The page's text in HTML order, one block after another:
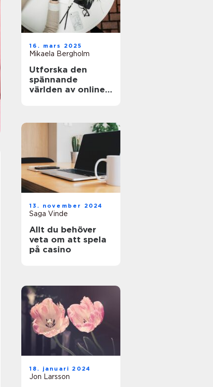
16. mars 2025
Mikaela Bergholm
Utforska den
spännande
världen av online-
13. november 2024
Saga Vinde
Allt du behöver
veta om att spela
på casino
18. januari 2024
Jon Larsson